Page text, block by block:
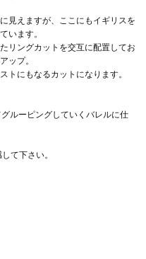
見えますが、ここにもイギリスを
います。
リングカットを交互に配置してお
ップ。
トにもなるカットになります。
ルーピングしていくバレルに仕
て下さい。